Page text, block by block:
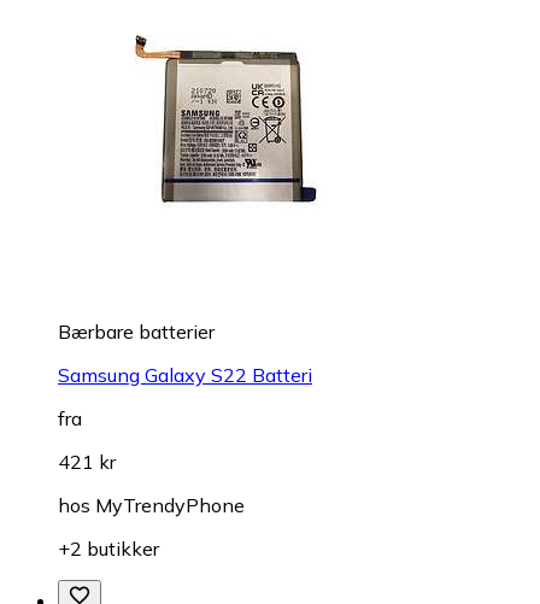
Bærbare batterier
Samsung Galaxy S22 Batteri
fra
421 kr
hos MyTrendyPhone
+2 butikker